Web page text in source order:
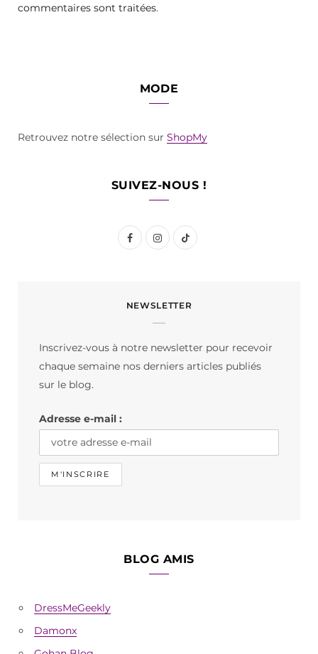
commentaires sont traitées.
MODE
Retrouvez notre sélection sur ShopMy
SUIVEZ-NOUS !
F
e
I
t
m
T
T
NEWSLETTER
Inscrivez-vous à notre newsletter pour recevoir
chaque semaine nos derniers articles publiés
sur le blog.
Adresse e-mail :
BLOG AMIS
DressMeGeekly
Damonx